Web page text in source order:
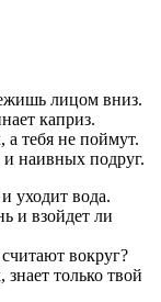
лицом вниз.
каприз.
тебя не поймут.
и наивных подруг.
уходит вода.
и взойдет ли
вокруг?
только твой